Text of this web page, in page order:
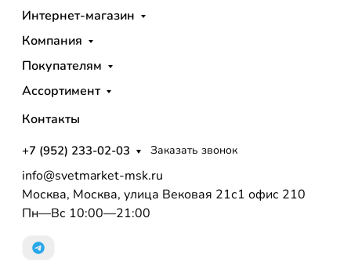
Интернет-магазин
Компания
Покупателям
Ассортимент
Контакты
+7 (952) 233-02-03 Заказать звонок
info@svetmarket-msk.ru
Москва, Москва, улица Вековая 21с1 офис 210
Пн—Вс 10:00—21:00